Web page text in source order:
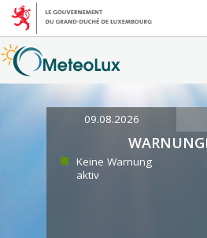
09.08.2026
Keine Warnung
aktiv